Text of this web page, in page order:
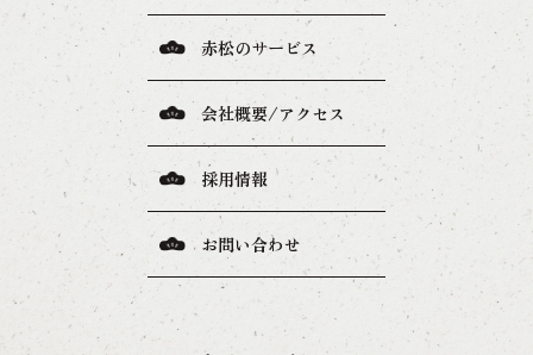
赤松のサービス
会社概要/アクセス
採用情報
お問い合わせ